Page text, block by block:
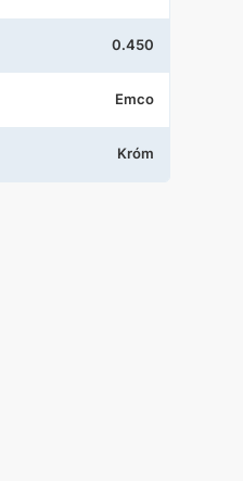
0.450
Emco
Króm